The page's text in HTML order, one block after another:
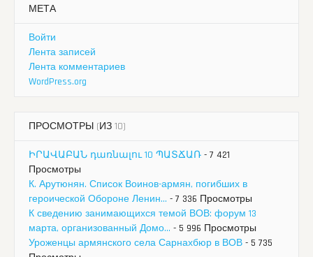
МЕТА
Войти
Лента записей
Лента комментариев
WordPress.org
ПРОСМОТРЫ (ИЗ 10)
ԻՐԱՎԱԲԱՆ դառնալու 10 ՊԱՏՃԱՌ - 7 421
Просмотры
К. Арутюнян. Список Воинов-армян, погибших в
героической Обороне Ленин... - 7 336 Просмотры
К сведению занимающихся темой ВОВ: форум 13
марта, организованный Домо... - 5 996 Просмотры
Уроженцы армянского села Сарнахбюр в ВОВ - 5 735